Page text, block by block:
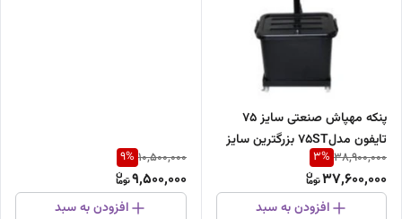
پنکه مهپاش صنعتی سایز ۷۵
تایفون مدل75ST بزرگترین سایز
38,900,000
3%
37,600,000
افزودن به سبد
10,500,000
9%
9,500,000
افزودن به سبد